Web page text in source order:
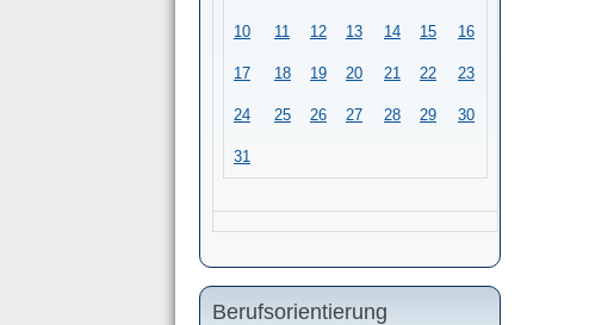
10 11 12 13 14 15 16
17 18 19 20 21 22 23
24 25 26 27 28 29 30
31
Berufsorientierung